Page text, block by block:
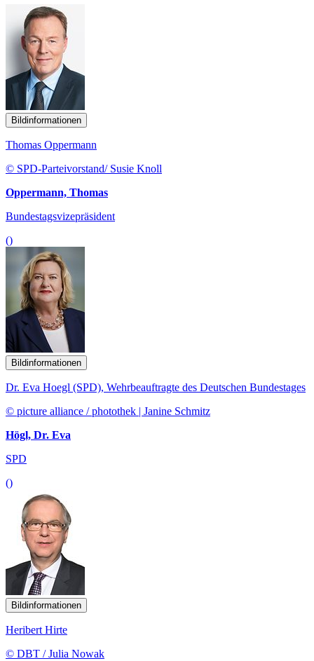
Bildinformationen
Thomas Oppermann
© SPD-Parteivorstand/ Susie Knoll
Oppermann, Thomas
Bundestagsvizepräsident
()
Bildinformationen
Dr. Eva Hoegl (SPD), Wehrbeauftragte des Deutschen Bundestages
© picture alliance / photothek | Janine Schmitz
Högl, Dr. Eva
SPD
()
Bildinformationen
Heribert Hirte
© DBT / Julia Nowak